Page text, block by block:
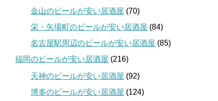
金山のビールが安い居酒屋 (70)
栄・矢場町のビールが安い居酒屋 (84)
名古屋駅周辺のビールが安い居酒屋 (85)
福岡のビールが安い居酒屋 (216)
天神のビールが安い居酒屋 (92)
博多のビールが安い居酒屋 (124)